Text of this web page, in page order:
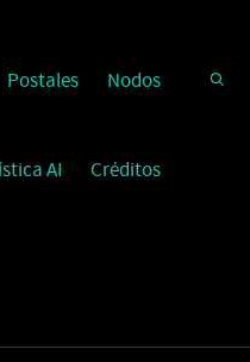
Postales Nodos
AI Créditos